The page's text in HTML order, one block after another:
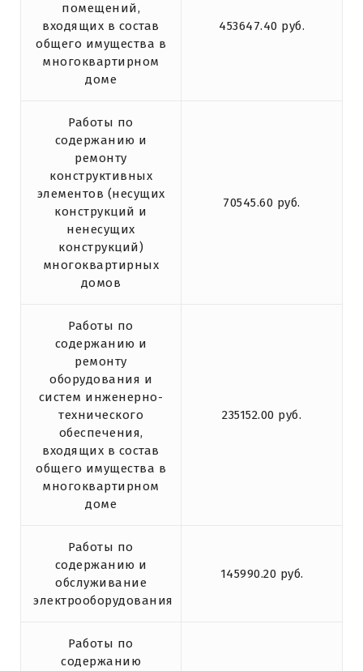
помещений,
входящих в состав
общего имущества в
многоквартирном
доме
453647.40 руб.
Работы по
содержанию и
ремонту
конструктивных
элементов (несущих
конструкций и
ненесущих
конструкций)
многоквартирных
домов
70545.60 руб.
Работы по
содержанию и
ремонту
оборудования и
систем инженерно-
технического
обеспечения,
входящих в состав
общего имущества в
многоквартирном
доме
235152.00 руб.
Работы по
содержанию и
обслуживание
электрооборудования
145990.20 руб.
Работы по
содержанию